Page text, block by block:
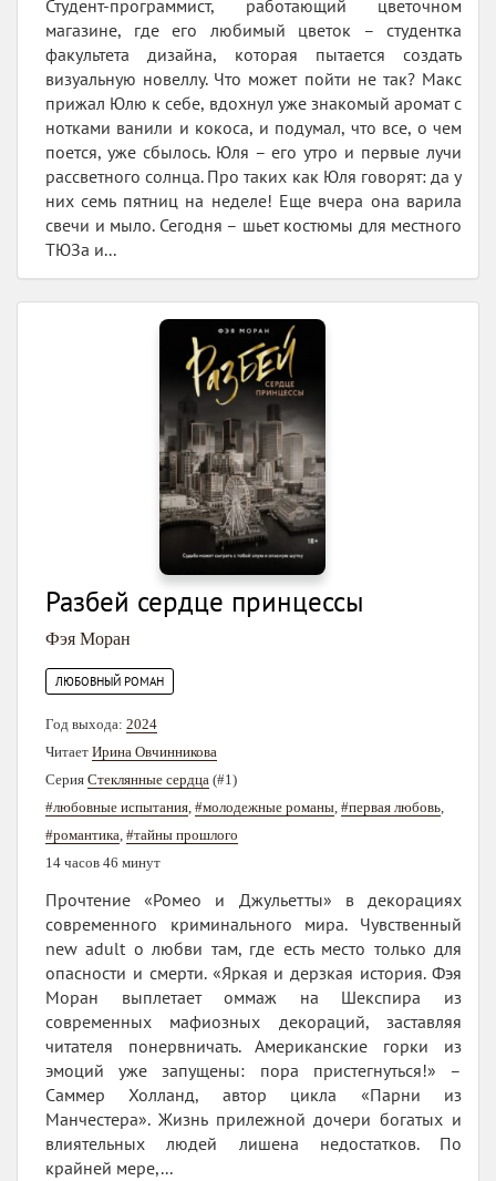
Студент-программист, работающий цветочном
магазине, где его любимый цветок – студентка
факультета дизайна, которая пытается создать
визуальную новеллу. Что может пойти не так? Макс
прижал Юлю к себе, вдохнул уже знакомый аромат с
нотками ванили и кокоса, и подумал, что все, о чем
поется, уже сбылось. Юля – его утро и первые лучи
рассветного солнца. Про таких как Юля говорят: да у
них семь пятниц на неделе! Еще вчера она варила
свечи и мыло. Сегодня – шьет костюмы для местного
ТЮЗа и...
Разбей сердце принцессы
Фэя Моран
ЛЮБОВНЫЙ РОМАН
Год выхода: 2024
Читает Ирина Овчинникова
Серия Стеклянные сердца (#1)
#любовные испытания, #молодежные романы, #первая любовь,
#романтика, #тайны прошлого
14 часов 46 минут
Прочтение «Ромео и Джульетты» в декорациях
современного криминального мира. Чувственный
new adult о любви там, где есть место только для
опасности и смерти. «Яркая и дерзкая история. Фэя
Моран выплетает оммаж на Шекспира из
современных мафиозных декораций, заставляя
читателя понервничать. Американские горки из
эмоций уже запущены: пора пристегнуться!» –
Саммер Холланд, автор цикла «Парни из
Манчестера». Жизнь прилежной дочери богатых и
влиятельных людей лишена недостатков. По
крайней мере,...